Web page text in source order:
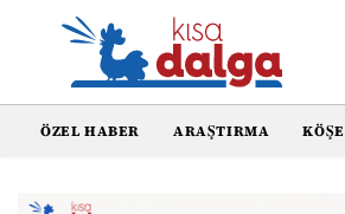
ÖZEL HABER ARAŞTIRMA